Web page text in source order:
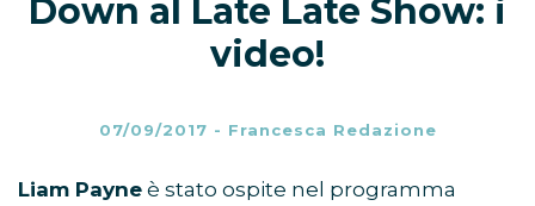
Down al Late Late Show: i
video!
07/09/2017 - Francesca Redazione
Liam Payne è stato ospite nel programma